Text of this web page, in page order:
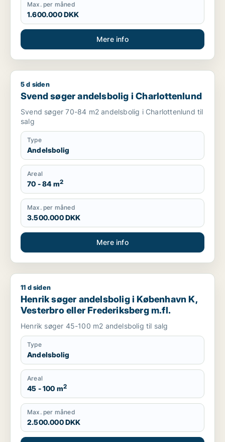
Max. per måned
1.600.000 DKK
Mere info
Svend søger andelsbolig i Charlottenlund
5 d siden
Svend søger andelsbolig i Charlottenlund
Svend søger 70-84 m2 andelsbolig i Charlottenlund til
salg
Type
Andelsbolig
Areal
70 - 84 m2
Max. per måned
3.500.000 DKK
Mere info
Henrik søger andelsbolig i København K, Vesterbro eller
11 d siden
Henrik søger andelsbolig i København K,
Vesterbro eller Frederiksberg m.fl.
Henrik søger 45-100 m2 andelsbolig til salg
Type
Andelsbolig
Areal
45 - 100 m2
Max. per måned
2.500.000 DKK